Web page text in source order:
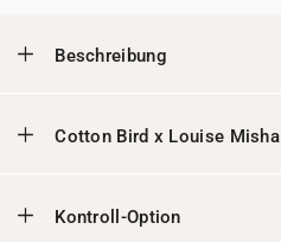
Beschreibung
Cotton Bird x Louise Misha
Kontroll-Option